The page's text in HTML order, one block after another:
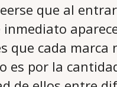
que al
inmediato
que cada marca
es por la